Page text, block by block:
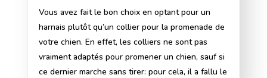
Vous avez fait le bon choix en optant pour un
harnais plutôt qu’un collier pour la promenade de
votre chien. En effet, les colliers ne sont pas
vraiment adaptés pour promener un chien, sauf si
ce dernier marche sans tirer: pour cela, il a fallu le